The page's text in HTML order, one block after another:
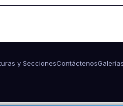
y SeccionesContáctenos